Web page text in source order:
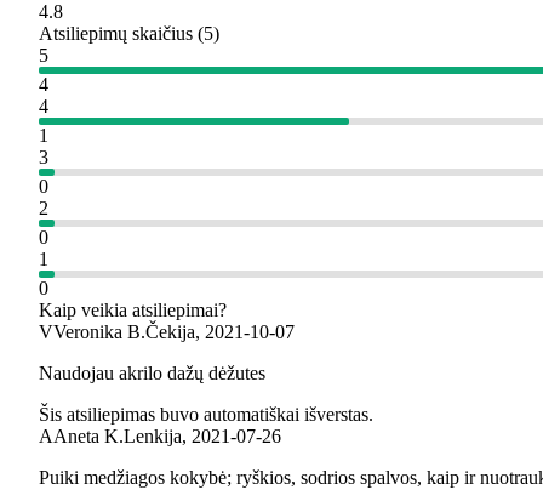
4.8
Atsiliepimų skaičius (5)
5
4
4
1
3
0
2
0
1
0
Kaip veikia atsiliepimai?
VVeronika B.Čekija, 2021‑10‑07
Naudojau akrilo dažų dėžutes
Šis atsiliepimas buvo automatiškai išverstas.
AAneta K.Lenkija, 2021‑07‑26
Puiki medžiagos kokybė; ryškios, sodrios spalvos, kaip ir